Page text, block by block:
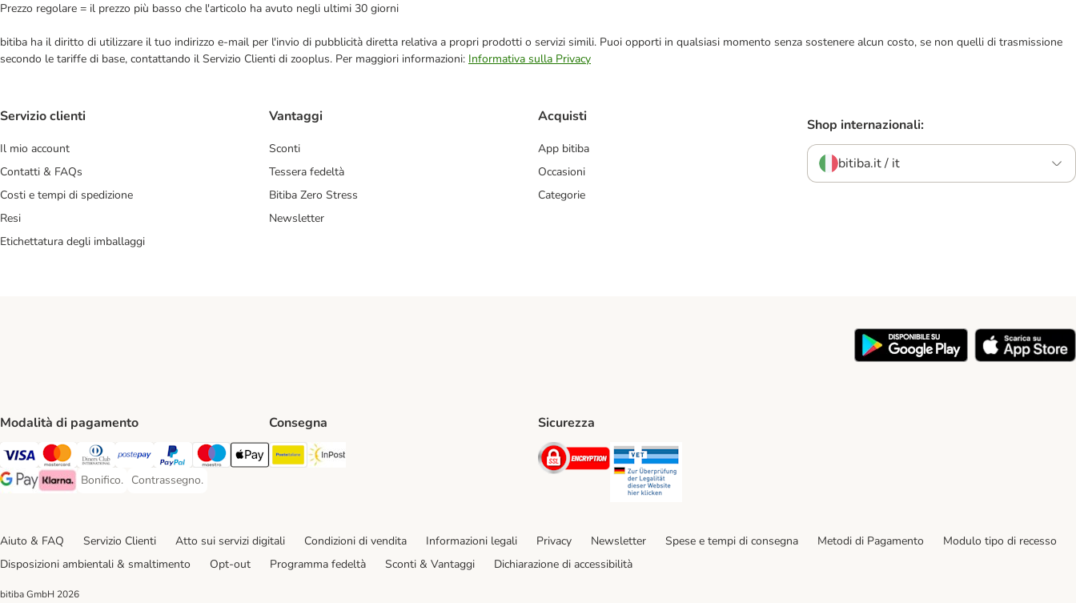
Prezzo regolare = il prezzo più basso che l'articolo ha avuto negli ultimi 30 giorni
bitiba ha il diritto di utilizzare il tuo indirizzo e-mail per l'invio di pubblicità diretta relativa a propri prodotti o servizi simili. Puoi opporti in qualsiasi momento senza sostenere alcun costo, se non quelli di trasmissione
secondo le tariffe di base, contattando il Servizio Clienti di zooplus. Per maggiori informazioni: Informativa sulla Privacy
Servizio clienti
Il mio account
Contatti & FAQs
Costi e tempi di spedizione
Resi
Etichettatura degli imballaggi
Vantaggi
Sconti
Tessera fedeltà
Bitiba Zero Stress
Newsletter
Acquisti
App bitiba
Occasioni
Categorie
Shop internazionali:
bitiba.it / it
Modalità di pagamento
Visa. Payment Method
Mastercard. Payment Method
Diners Club. Payment Method
Postepay. Payment Method
PayPal. Payment Method
Maestro. Payment Method
Apple pay. Payment Method
Google Pay Payment Method
Klarna Payment Method
Bonifico.
Bonifico. Payment Method
Contrassegno.
Contrassegno. Payment Method
Consegna
Poste Italiane. Shipping Method
Sicurezza
Security
Aiuto & FAQ Servizio Clienti Atto sui servizi digitali Condizioni di vendita Informazioni legali Privacy Newsletter Spese e tempi di consegna Metodi di Pagamento
Modulo tipo di recesso
Disposizioni ambientali & smaltimento
Opt-out Programma fedeltà Sconti & Vantaggi Dichiarazione di accessibilità
bitiba GmbH 2026